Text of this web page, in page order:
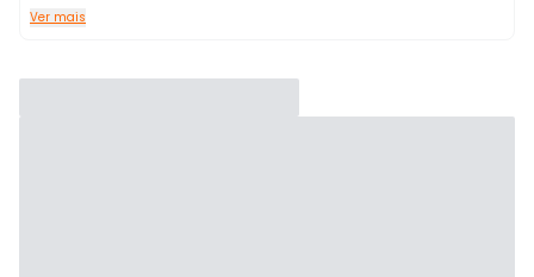
Ver mais